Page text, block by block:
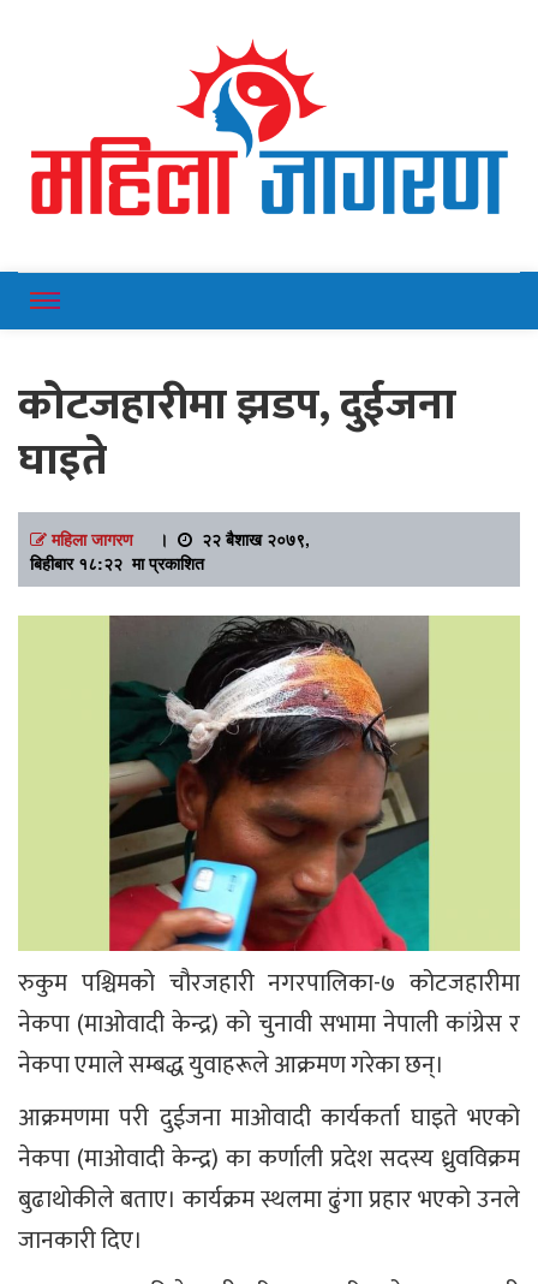
Mahilajagaran
कोटजहारीमा झडप, दुईजना
घाइते
महिला जागरण।
२२ बैशाख २०७९,
बिहीबार १८:२२ मा प्रकाशित
रुकुम पश्चिमको चौरजहारी नगरपालिका-७ कोटजहारीमा
नेकपा (माओवादी केन्द्र) को चुनावी सभामा नेपाली कांग्रेस र
नेकपा एमाले सम्बद्ध युवाहरूले आक्रमण गरेका छन्।
आक्रमणमा परी दुईजना माओवादी कार्यकर्ता घाइते भएको
नेकपा (माओवादी केन्द्र) का कर्णाली प्रदेश सदस्य ध्रुवविक्रम
बुढाथोकीले बताए। कार्यक्रम स्थलमा ढुंगा प्रहार भएको उनले
जानकारी दिए।